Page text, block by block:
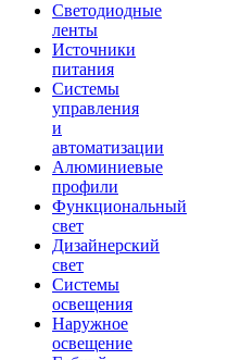
Светодиодные
ленты
Источники
питания
Системы
управления
и
автоматизации
Алюминиевые
профили
Функциональный
свет
Дизайнерский
свет
Системы
освещения
Наружное
освещение